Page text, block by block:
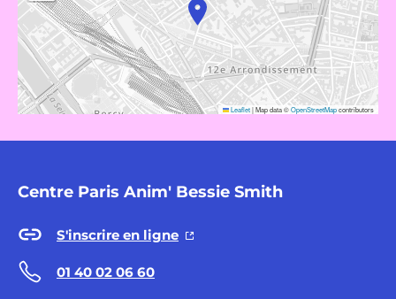
Leaflet|Map data ©OpenStreetMapcontributors
Centre Paris Anim' Bessie Smith
S'inscrire en ligne
01 40 02 06 60